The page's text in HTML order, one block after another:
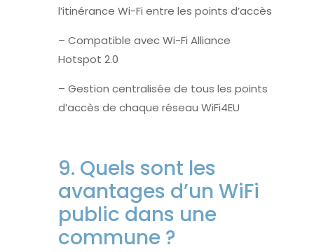
l’itinérance Wi-Fi entre les points d’accès
– Compatible avec Wi-Fi Alliance
Hotspot 2.0
– Gestion centralisée de tous les points
d’accès de chaque réseau WiFi4EU
9. Quels sont les
avantages d’un WiFi
public dans une
commune ?